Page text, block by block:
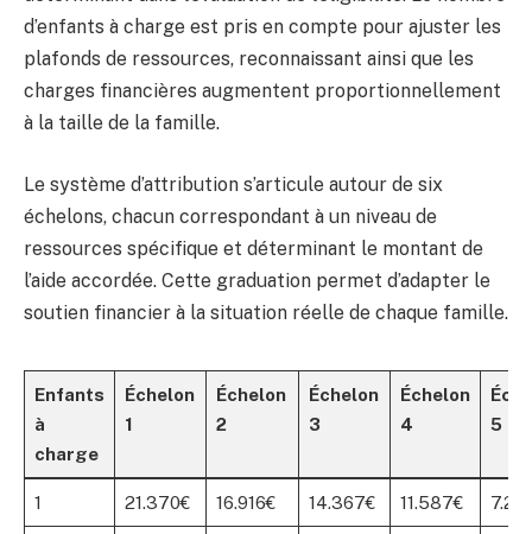
d’enfants à charge est pris en compte pour ajuster les
plafonds de ressources, reconnaissant ainsi que les
charges financières augmentent proportionnellement
à la taille de la famille.
Le système d’attribution s’articule autour de six
échelons, chacun correspondant à un niveau de
ressources spécifique et déterminant le montant de
l’aide accordée. Cette graduation permet d’adapter le
soutien financier à la situation réelle de chaque famille.
Enfants
à
charge
Échelon
1
Échelon
2
Échelon
3
Échelon
4
5
1 21.370€ 16.916€ 14.367€ 11.587€